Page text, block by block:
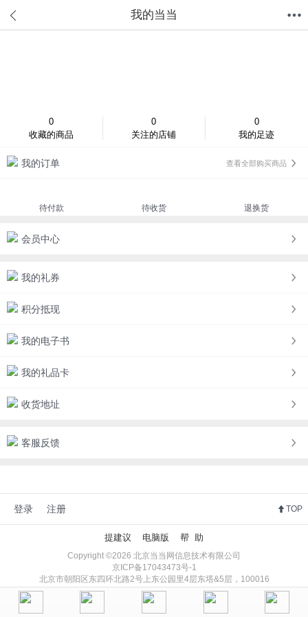
我的当当
0
收藏的商品
0
关注的店铺
0
我的足迹
我的订单 查看全部购买商品
待付款 待收货 退换货
会员中心
我的礼券
积分抵现
我的电子书
我的礼品卡
收货地址
客服反馈
登录 注册 TOP
提建议 电脑版 帮 助
Copyright ©2026 北京当当网信息技术有限公司
京ICP备17043473号-1
北京市朝阳区东四环北路2号上东公园里4层东塔&5层，100016